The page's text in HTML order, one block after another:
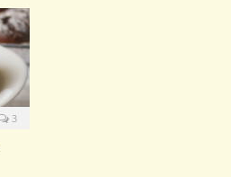
3